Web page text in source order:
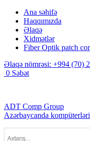
Ana səhifə
Haqqımızda
Əlaqə
Xidmətlər
Fiber Optik patch
Əlaqə nömrəsi: +994 (70)
0 Səbət
ADT Comp Group
Azərbaycanda